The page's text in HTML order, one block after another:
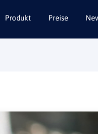
Gebäudeausbau
Produkt Preise